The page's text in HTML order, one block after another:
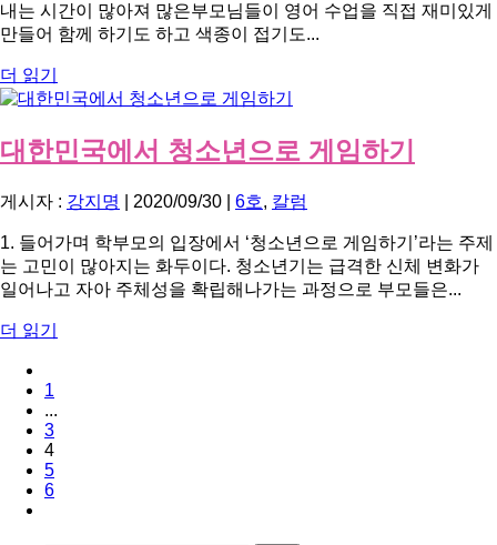
내는 시간이 많아져 많은부모님들이 영어 수업을 직접 재미있게
만들어 함께 하기도 하고 색종이 접기도...
더 읽기
대한민국에서 청소년으로 게임하기
게시자 : 강지명 2020/09/30 6호, 칼럼
1. 들어가며 학부모의 입장에서 ‘청소년으로 게임하기’라는 주제
는 고민이 많아지는 화두이다. 청소년기는 급격한 신체 변화가
일어나고 자아 주체성을 확립해나가는 과정으로 부모들은...
더 읽기
1
...
3
4
5
6